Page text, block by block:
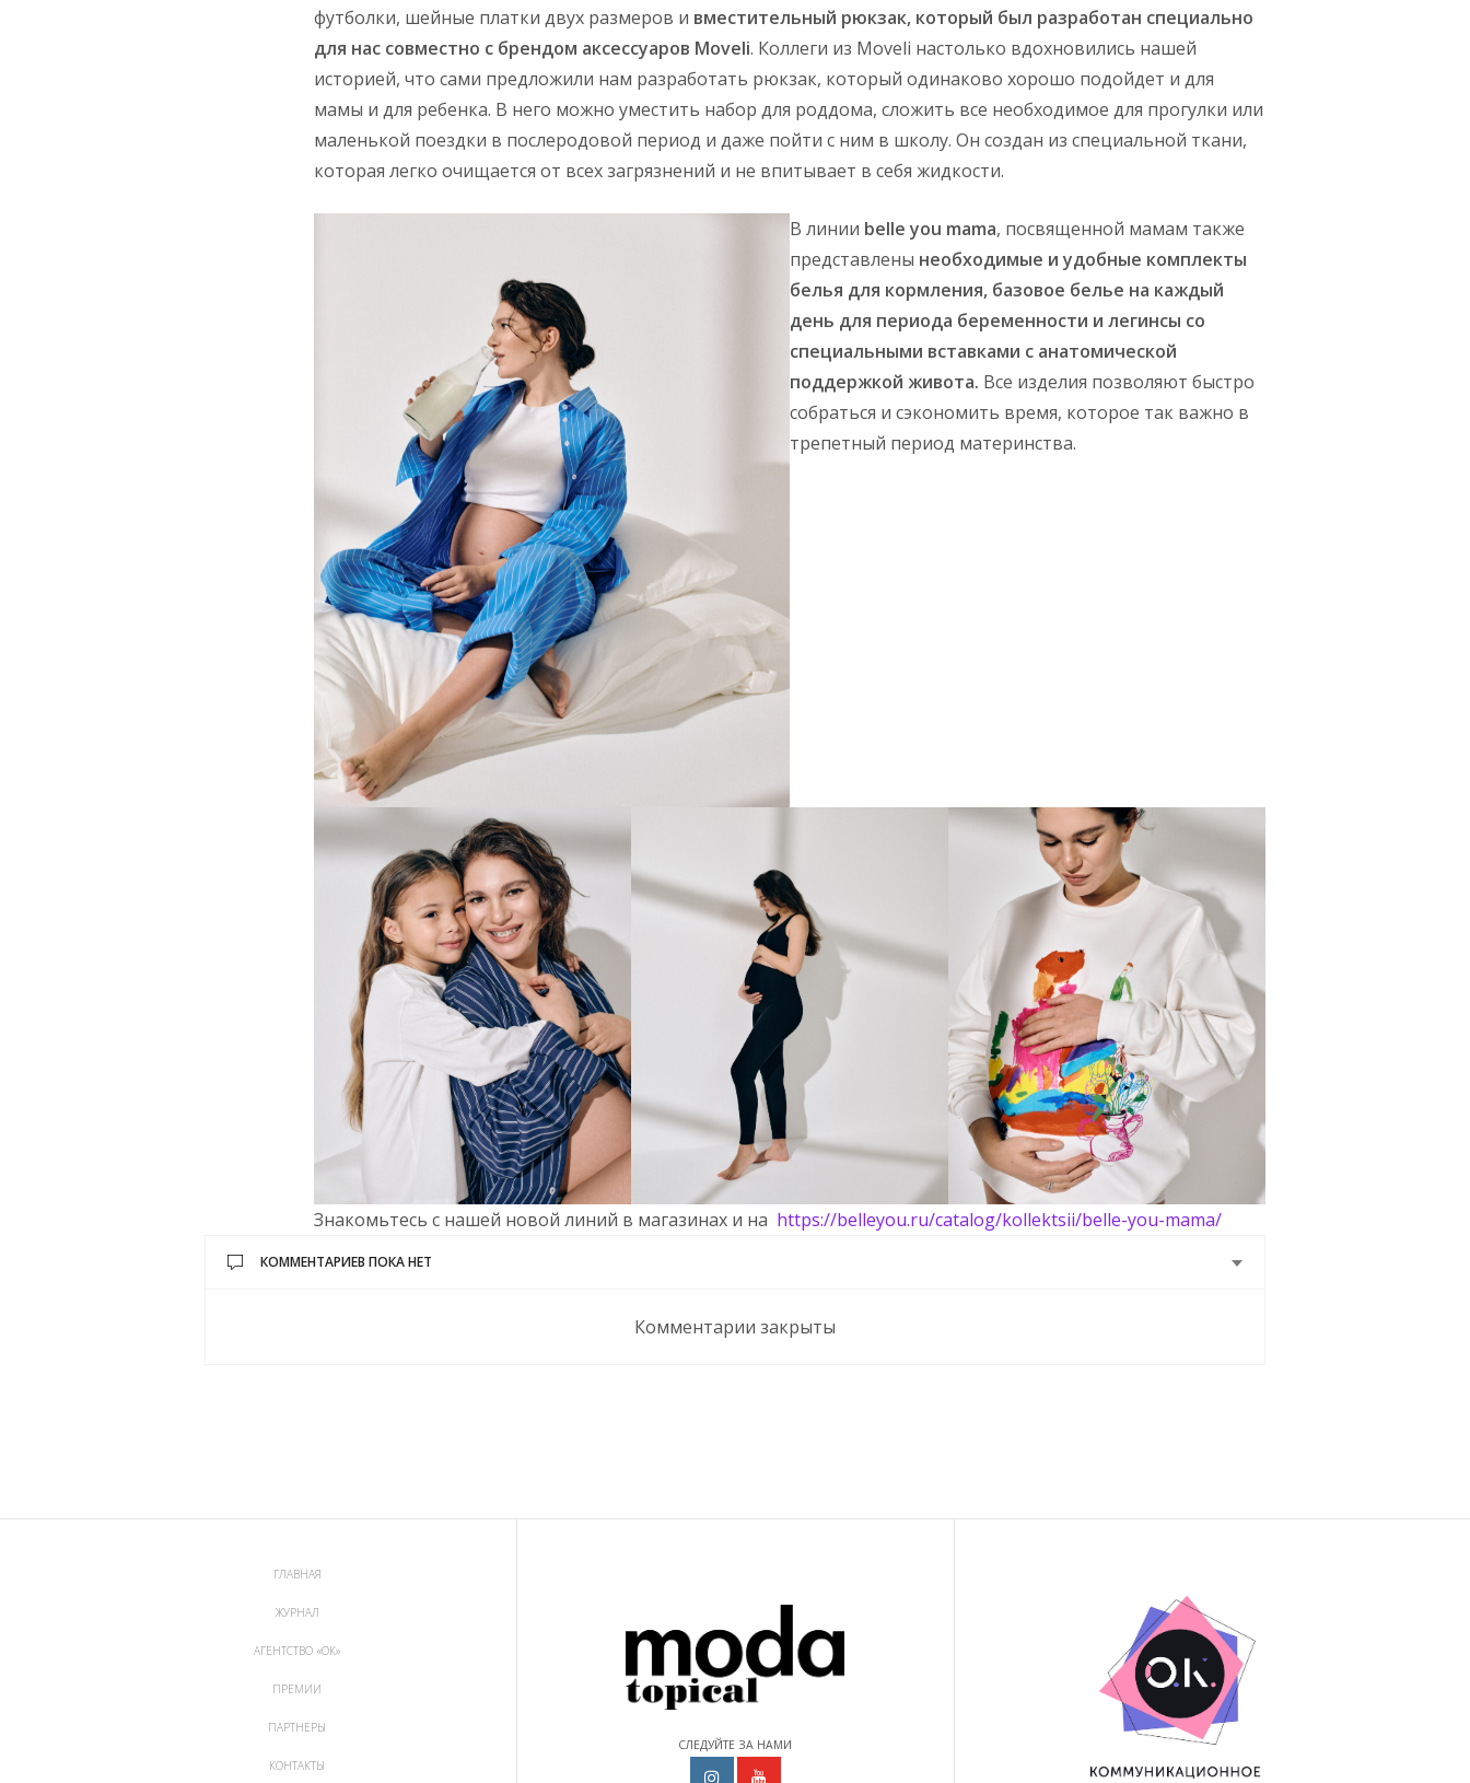
футболки, шейные платки двух размеров и вместительный рюкзак, который был разработан специально
для нас совместно с брендом аксессуаров Moveli. Коллеги из Moveli настолько вдохновились нашей
историей, что сами предложили нам разработать рюкзак, который одинаково хорошо подойдет и для
мамы и для ребенка. В него можно уместить набор для роддома, сложить все необходимое для прогулки или
маленькой поездки в послеродовой период и даже пойти с ним в школу. Он создан из специальной ткани,
которая легко очищается от всех загрязнений и не впитывает в себя жидкости.
В линии belle you mama, посвященной мамам также
представлены необходимые и удобные комплекты
белья для кормления, базовое белье на каждый
день для периода беременности и легинсы со
специальными вставками с анатомической
поддержкой живота. Все изделия позволяют быстро
собраться и сэкономить время, которое так важно в
трепетный период материнства.
Знакомьтесь с нашей новой линий в магазинах и на https://belleyou.ru/catalog/kollektsii/belle-you-mama/
КОММЕНТАРИЕВ ПОКА НЕТ
Комментарии закрыты
ГЛАВНАЯ
ЖУРНАЛ
АГЕНТСТВО «ОК»
ПРЕМИИ
ПАРТНЕРЫ
КОНТАКТЫ
СЛЕДУЙТЕ ЗА НАМИ